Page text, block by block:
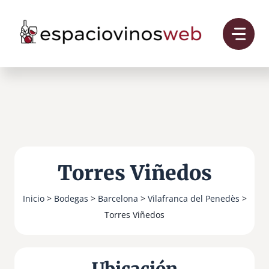
contenido
Torres Viñedos
Inicio> Bodegas > Barcelona > Vilafranca del Penedès >
Torres Viñedos